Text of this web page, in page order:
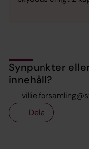
Synpunkter
innehåll?
Dela